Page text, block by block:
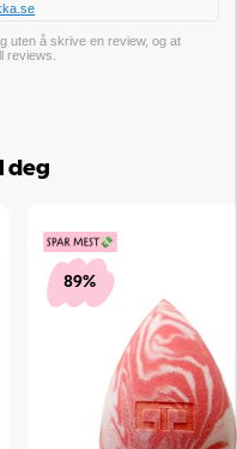
uten å skrive en review, og at
reviews.
deg
89%